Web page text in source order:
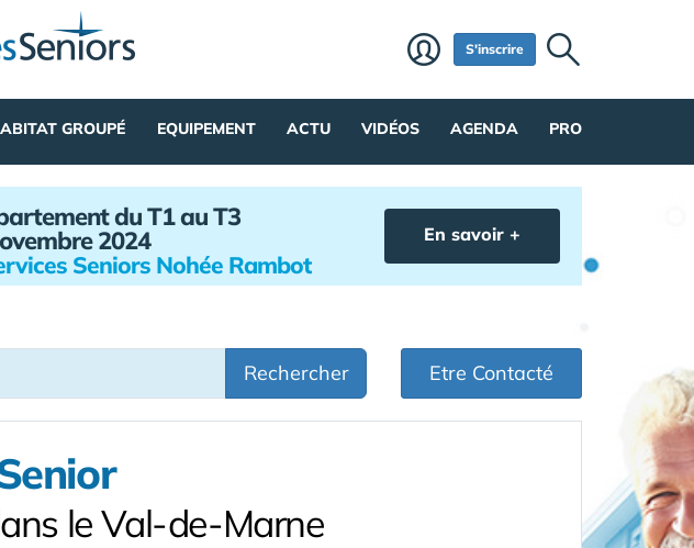
S'inscrire
GROUPÉ EQUIPEMENT ACTU VIDÉOS AGENDA PRO
du T1 au T3
2024
Seniors Nohée Rambot
En savoir +
Rechercher Etre Contacté
le Val-de-Marne